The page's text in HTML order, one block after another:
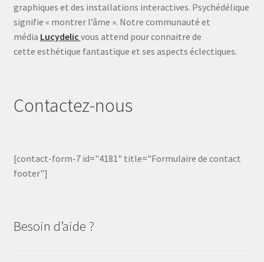
graphiques et des installations interactives. Psychédélique
signifie « montrer l’âme ». Notre communauté et
média Lucydelic vous attend pour connaitre de
cette esthétique fantastique et ses aspects éclectiques.
Contactez-nous
[contact-form-7 id="4181" title="Formulaire de contact
footer"]
Besoin d’aide ?